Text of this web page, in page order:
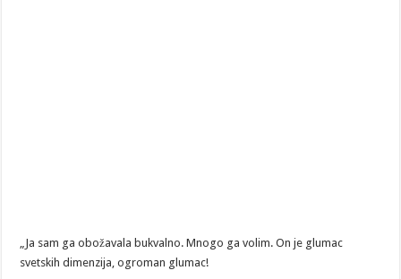
„Ja sam ga obožavala bukvalno. Mnogo ga volim. On je glumac
svetskih dimenzija, ogroman glumac!